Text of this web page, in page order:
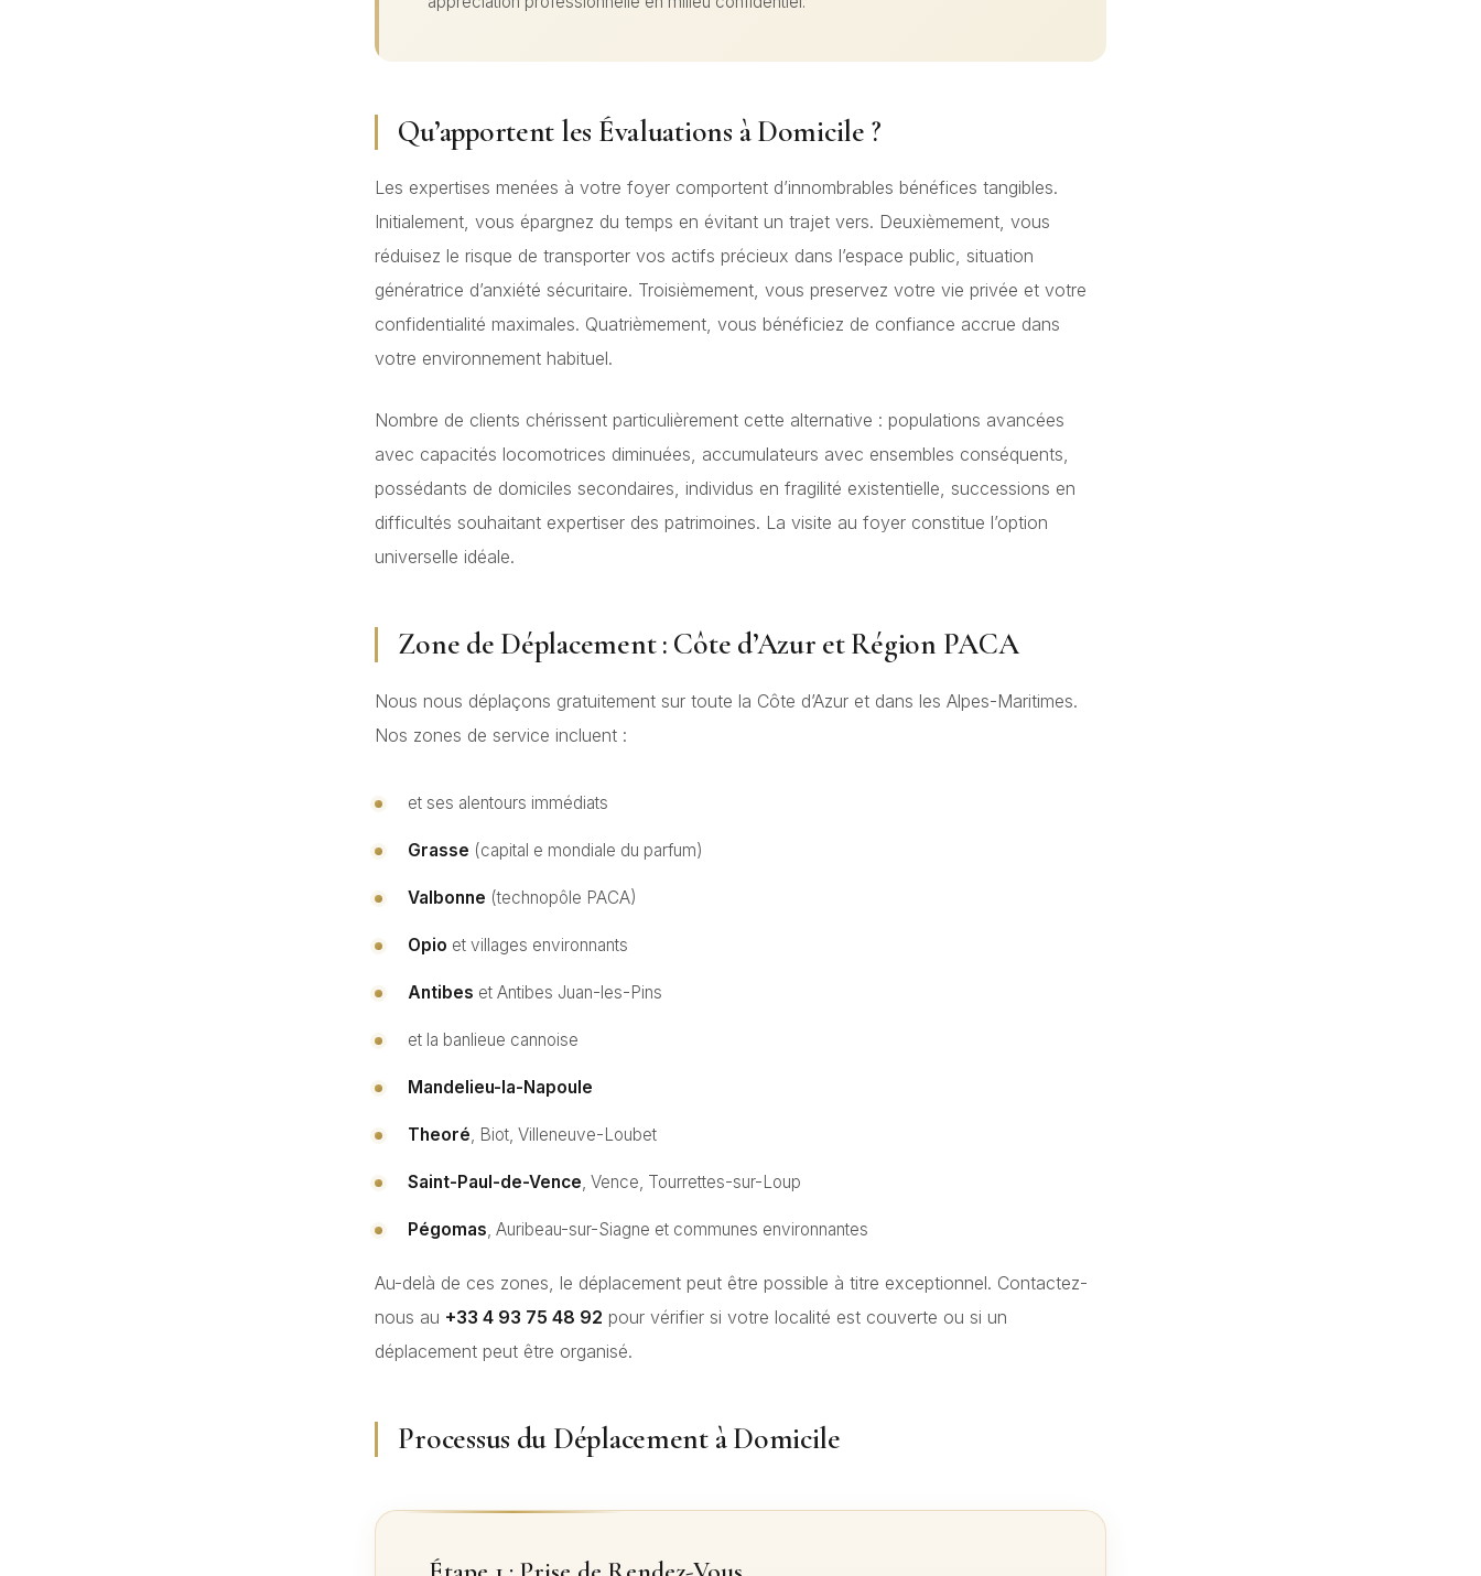
Qu’apportent les Évaluations à Domicile ?
Les expertises menées à votre foyer comportent d’innombrables bénéfices tangibles.
Initialement, vous épargnez du temps en évitant un trajet vers. Deuxièmement, vous
réduisez le risque de transporter vos actifs précieux dans l’espace public, situation
génératrice d’anxiété sécuritaire. Troisièmement, vous preservez votre vie privée et votre
confidentialité maximales. Quatrièmement, vous bénéficiez de confiance accrue dans
votre environnement habituel.
Nombre de clients chérissent particulièrement cette alternative : populations avancées
avec capacités locomotrices diminuées, accumulateurs avec ensembles conséquents,
possédants de domiciles secondaires, individus en fragilité existentielle, successions en
difficultés souhaitant expertiser des patrimoines. La visite au foyer constitue l’option
universelle idéale.
Zone de Déplacement : Côte d’Azur et Région PACA
Nous nous déplaçons gratuitement sur toute la Côte d’Azur et dans les Alpes-Maritimes.
Nos zones de service incluent :
et ses alentours immédiats
Grasse (capital e mondiale du parfum)
Valbonne (technopôle PACA)
Opio et villages environnants
Antibes et Antibes Juan-les-Pins
et la banlieue cannoise
Mandelieu-la-Napoule
Theoré , Biot, Villeneuve-Loubet
Saint-Paul-de-Vence , Vence, Tourrettes-sur-Loup
Pégomas , Auribeau-sur-Siagne et communes environnantes
Au-delà de ces zones, le déplacement peut être possible à titre exceptionnel. Contactez-
nous au +33 4 93 75 48 92 pour vérifier si votre localité est couverte ou si un
déplacement peut être organisé.
Processus du Déplacement à Domicile